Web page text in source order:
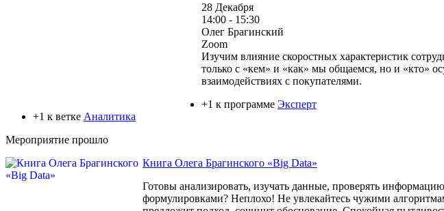
28 Декабря
14:00 - 15:30
Олег Брагинский
Zoom
Изучим влияние скоростных характеристик
только с «кем» и «как» мы общаемся, но и «кто»
взаимодействиях с покупателями.
+1 к программе Эксперт
+1 к ветке Аналитика
Мероприятие прошло
Книга Олега Брагинского «Big Data»
Готовы анализировать, изучать данные, проверять
формулировками? Неплохо! Не увлекайтесь чужими